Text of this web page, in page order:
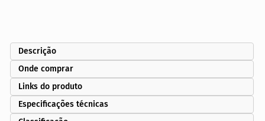
Descrição
Onde comprar
Links do produto
Especificações técnicas